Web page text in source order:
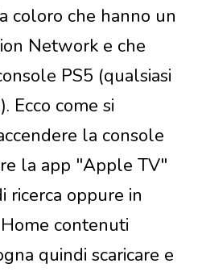
coloro che hanno un
Network e che
PS5 (qualsiasi
Ecco come si
la console
la app "Apple TV"
ricerca oppure in
contenuti
quindi scaricare e